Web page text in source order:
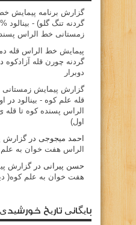
گزارش برنامه پيمايش
گردنه تنگ گلو) - بينالود %
زمستانی خط الراس
پيمايش خط الراس قله
گردنه چورن قله آزادكوه
دوبرار
گزارش پیمایش زمستانی
قله علم کوه - بينالود در
الراس پسنده کوه تا
اول)
احمد میجوجی درگزارش
الراس هفت خوان به علم
حسن پیرانی درگزارش
هفت خوان به علم کوه( دیماه
بایگانی تاریخ خورشیدی